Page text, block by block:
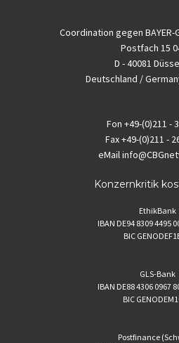
Coordination gegen BAYER-
Postfach 15
D - 40081
Deutschland /
Fon +49-(0)211 -
Fax+49-(0)211 -
eMail
Konzernkritik
EthikBank
IBAN DE94 8309 4495
BIC
GLS-Bank
IBAN DE88 4306 0967
BIC
Postfinance